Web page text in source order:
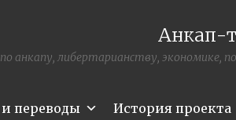
Анкап-
анкапу, либертарианству, экономике,
переводы История проекта